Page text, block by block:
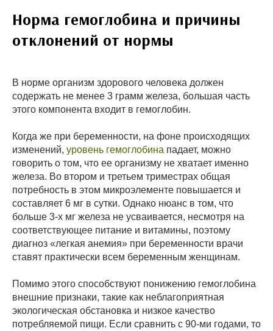
Норма гемоглобина и причины
отклонений от нормы
В норме организм здорового человека должен
содержать не менее 3 грамм железа, большая часть
этого компонента входит в гемоглобин.
Когда же при беременности, на фоне происходящих
изменений, уровень гемоглобина падает, можно
говорить о том, что ее организму не хватает именно
железа. Во втором и третьем триместрах общая
потребность в этом микроэлементе повышается и
составляет 6 мг в сутки. Однако нюанс в том, что
больше 3-х мг железа не усваивается, несмотря на
соответствующее питание и витамины, поэтому
диагноз «легкая анемия» при беременности врачи
ставят практически всем беременным женщинам.
Помимо этого способствуют понижению гемоглобина
внешние признаки, такие как неблагоприятная
экологическая обстановка и низкое качество
потребляемой пищи. Если сравнить с 90-ми годами, то